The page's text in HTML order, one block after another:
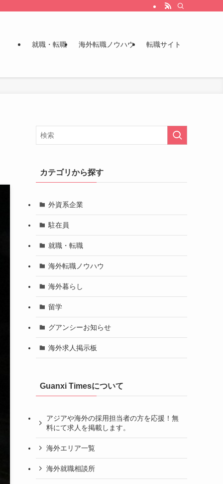
就職・転職 海外転職ノウハウ 転職サイト
カテゴリから探す
外資系企業
駐在員
就職・転職
海外転職ノウハウ
海外暮らし
留学
グアンシーお知らせ
海外求人掲示板
Guanxi Timesについて
アジアや海外の採用担当者の方を応援！無
料にて求人を掲載します。
海外エリア一覧
海外就職相談所